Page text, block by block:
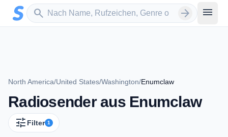
Zum Hauptinhalt springen
search
Sender suchen arrow_forward menu
North America/United States/Washington/Enumclaw
Radiosender aus Enumclaw
tune Filter 1